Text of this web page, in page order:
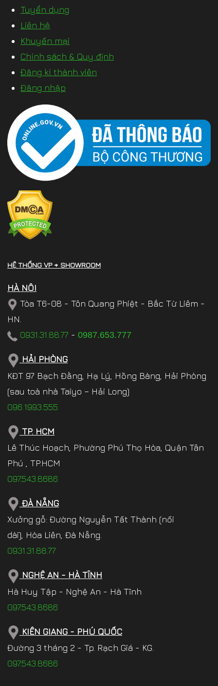
Tuyển dụng
Liên hệ
Khuyến mại
Chính sách & Quy định
Đăng kí thành viên
Đăng nhập
HỆ THỐNG VP + SHOWROOM
HÀ NỘI
Tòa T6-08 - Tôn Quang Phiệt - Bắc Từ Liêm -
HN.
0931.31.88.77 - 0987.653.777
HẢI PHÒNG
KĐT 97 Bạch Đằng, Hạ Lý, Hồng Bàng, Hải Phòng
(sau toà nhà Taiyo – Hải Long)
096.1993.555
TP. HCM
Lê Thúc Hoạch, Phường Phú Thọ Hòa, Quận Tân
Phú , TP.HCM
097.543.8686
ĐÀ NẴNG
Xưởng gỗ: Đường Nguyễn Tất Thành (nối
dài), Hòa Liên, Đà Nẵng.
0931.31.88.77
NGHỆ AN - HÀ TĨNH
Hà Huy Tập - Nghệ An - Hà Tĩnh
097.543.8686
KIÊN GIANG - PHÚ QUỐC
Đường 3 tháng 2 - Tp. Rạch Giá - KG.
097.543.8686